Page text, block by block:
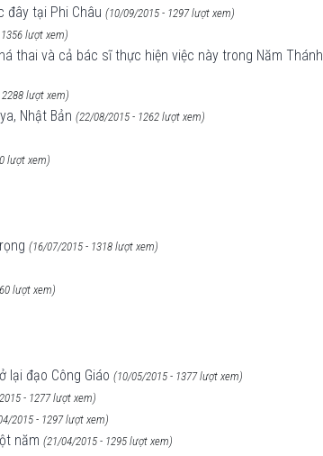
đây tại Phi Châu (10/09/2015 - 1297 lượt xem)
lượt xem)
thai và cả bác sĩ thực hiện việc này trong Năm Thánh
lượt xem)
Nhật Bản (22/08/2015 - 1262 lượt xem)
lượt xem)
(16/07/2015 - 1318 lượt xem)
lượt xem)
lại đạo Công Giáo (10/05/2015 - 1377 lượt xem)
- 1277 lượt xem)
2015 - 1297 lượt xem)
năm (21/04/2015 - 1295 lượt xem)